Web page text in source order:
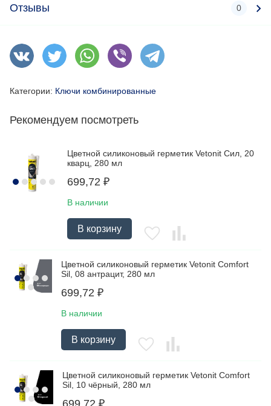
Отзывы 0
Категории: Ключи комбинированные
Рекомендуем посмотреть
Цветной силиконовый герметик Vetonit Сил, 20
кварц, 280 мл
699,72 ₽
В наличии
В корзину
Цветной силиконовый герметик Vetonit Comfort
Sil, 08 антрацит, 280 мл
699,72 ₽
В наличии
В корзину
Цветной силиконовый герметик Vetonit Comfort
Sil, 10 чёрный, 280 мл